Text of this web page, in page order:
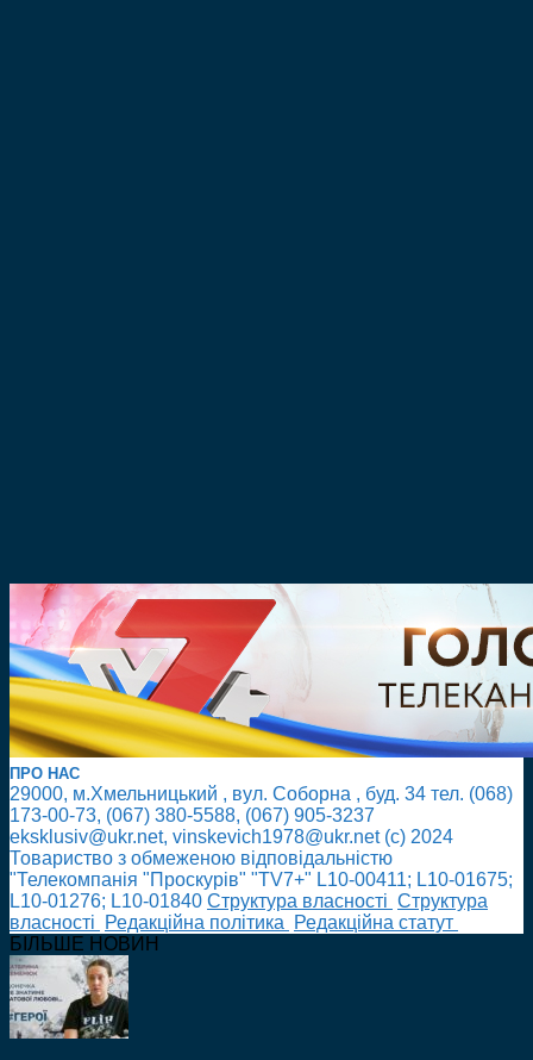
ПРО НАС
29000, м.Хмельницький , вул. Соборна , буд. 34 тел. (068)
173-00-73, (067) 380-5588, (067) 905-3237
eksklusiv@ukr.net, vinskevich1978@ukr.net (с) 2024
Товариство з обмеженою відповідальністю
"Телекомпанія "Проскурів" "TV7+" L10-00411; L10-01675;
L10-01276; L10-01840 Cтруктура власності Cтруктура
власності
Редакційна політика
Редакційна статут
БІЛЬШЕ НОВИН